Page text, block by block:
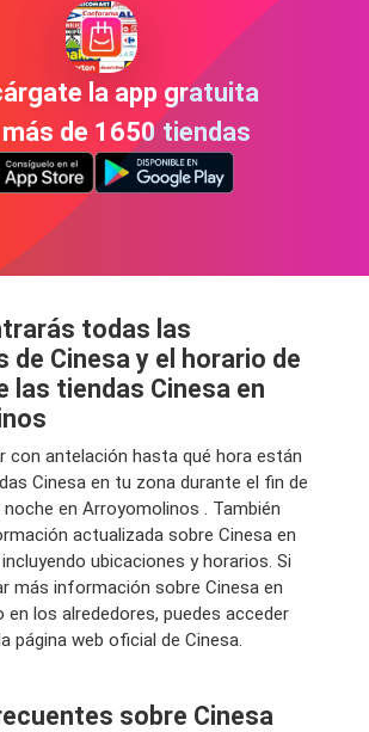
la app gratuita
de 1650 tiendas
todas las
de Cinesa y el horario de
las tiendas Cinesa en
con antelación hasta qué hora están
Cinesa en tu zona durante el fin de
en Arroyomolinos . También
actualizada sobre Cinesa en
ubicaciones y horarios. Si
más información sobre Cinesa en
los alrededores, puedes acceder
página web oficial de Cinesa.
sobre Cinesa